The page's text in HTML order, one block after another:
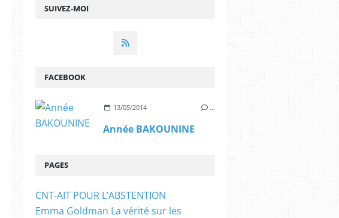
SUIVEZ-MOI
FACEBOOK
13/05/2014 …
Année BAKOUNINE
PAGES
CNT-AIT POUR L’ABSTENTION
Emma Goldman La vérité sur les